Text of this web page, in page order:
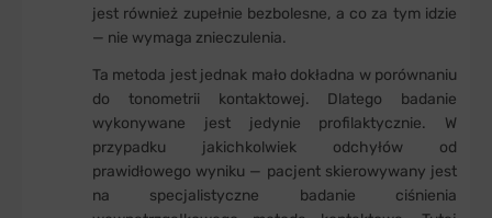
jest również zupełnie bezbolesne, a co za tym idzie
— nie wymaga znieczulenia.
Ta metoda jest jednak mało dokładna w porównaniu
do tonometrii kontaktowej. Dlatego badanie
wykonywane jest jedynie profilaktycznie. W
przypadku jakichkolwiek odchyłów od
prawidłowego wyniku — pacjent skierowywany jest
na specjalistyczne badanie ciśnienia